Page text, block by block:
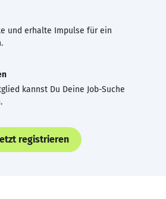
und erhalte Impulse für ein
kannst Du Deine Job-Suche
registrieren